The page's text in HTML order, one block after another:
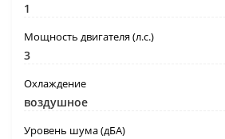
1
Мощность двигателя (л.с.)
3
Охлаждение
воздушное
Уровень шума (дБА)